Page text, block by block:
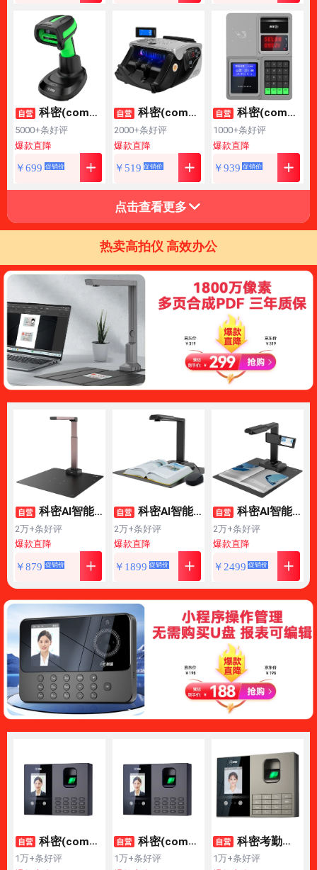
OM-K19A
5000+条好评
以旧换新
￥699 促销价
科密(come
t)无线蓝牙扫描扫
码枪一二维条码
枪器 轻工业扫码
枪 超市餐饮收银
仓库物流 充电底
爆款直降
2000+条好评
以旧换新
￥ 519 促销价
科密(come
t)验钞点钞机小型
便携 验钞支持新
版人民币 银行专
用商用家用财务
数钱机 智能语音
B类F330B
爆款直降
1000+条好评
以旧换新
￥939 促销价
科密(come
t) XC-82TSP 消
费机 单位学校工
厂食堂美食城刷
卡机售饭机 IC消
费机 套装
爆款直降
点击查看更多
热卖高拍仪 高效办公
2万+条好评
以旧换新
￥879 促销价
科密AI智能
扫描仪 2200万像
素高拍仪 书籍展
合成OCR识别 扫
描全能王 A3软底
GP1800AF
爆款直降
2万+条好评
以旧换新
￥ 1899 促销价
科密AI智能
扫描仪 2600万像
素高拍仪 书籍展
合成 OCR识别 扫
描全能王 A3软底
GP2318Z
爆款直降
2万+条好评
以旧换新
￥ 2499 促销价
科密AI智能
高拍仪 2800万像
素A3A4扫描仪 书
识别 离线扫描 扫
描全能王 预览屏
P2900AF
爆款直降
1万+条好评
科密(come
t)考勤机 打卡机
1万+条好评
科密(come
t)智能云考勤机
1万+条好评
科密考勤机
打卡机人脸+指纹